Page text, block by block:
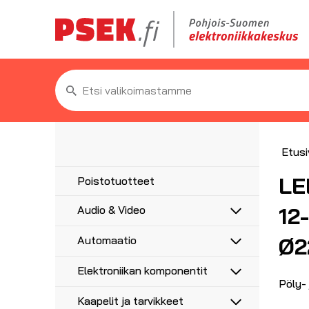
Etsi:
Poistotuotteet
Audio & Video
UHF, VHF, FM
Asennustarvikkeet
Koaksiaalikaapelit liittimillä
Adapterit
Audioadapterit
AV-Liittimet
Automaatio
Anturikaapelit ja -liittimet
Hälytysvalot ja -äänet
Elektroniikan komponentit
Kaapelit ja tarvikkeet
Pöly-